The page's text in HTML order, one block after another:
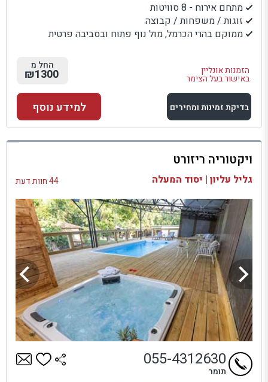
מתחם אירוח - 8 סוויטות
זוגות / משפחות / קבוצה
ממוקם בהרי הכרמל, מול נוף פתוח ובסביבה פרטית
הזמנות אונליין
באישור בעל הצימר
החל מ
₪1300
בדיקת זמינות ומחירים
למתחם זה
בדיקת זמינות ומחירים
למידע נוסף
ויקטוריה ריזורט
גליל עליון | יסוד המעלה 44 חוות דעת
055-4312630
תומר